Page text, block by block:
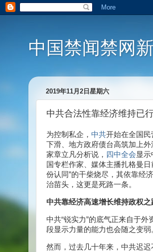
中国禁闻禁网
2019年11月2日星期六
中共合法性靠经济维持已
为控制私企， 中共开始在全国民
下滑、地方政府债台高筑加上
家章立凡分析说， 四中全会显示
国专栏作家、媒体主播扎格曼
份认同”的干柴烧尽，其依靠经
治苗头，这更是死路一条。
中共靠经济高速增长维持政权
中共“锐实力”的底气正来自于
段显示力量的能力也会随之变弱
然而，过去几十年来，中共迟